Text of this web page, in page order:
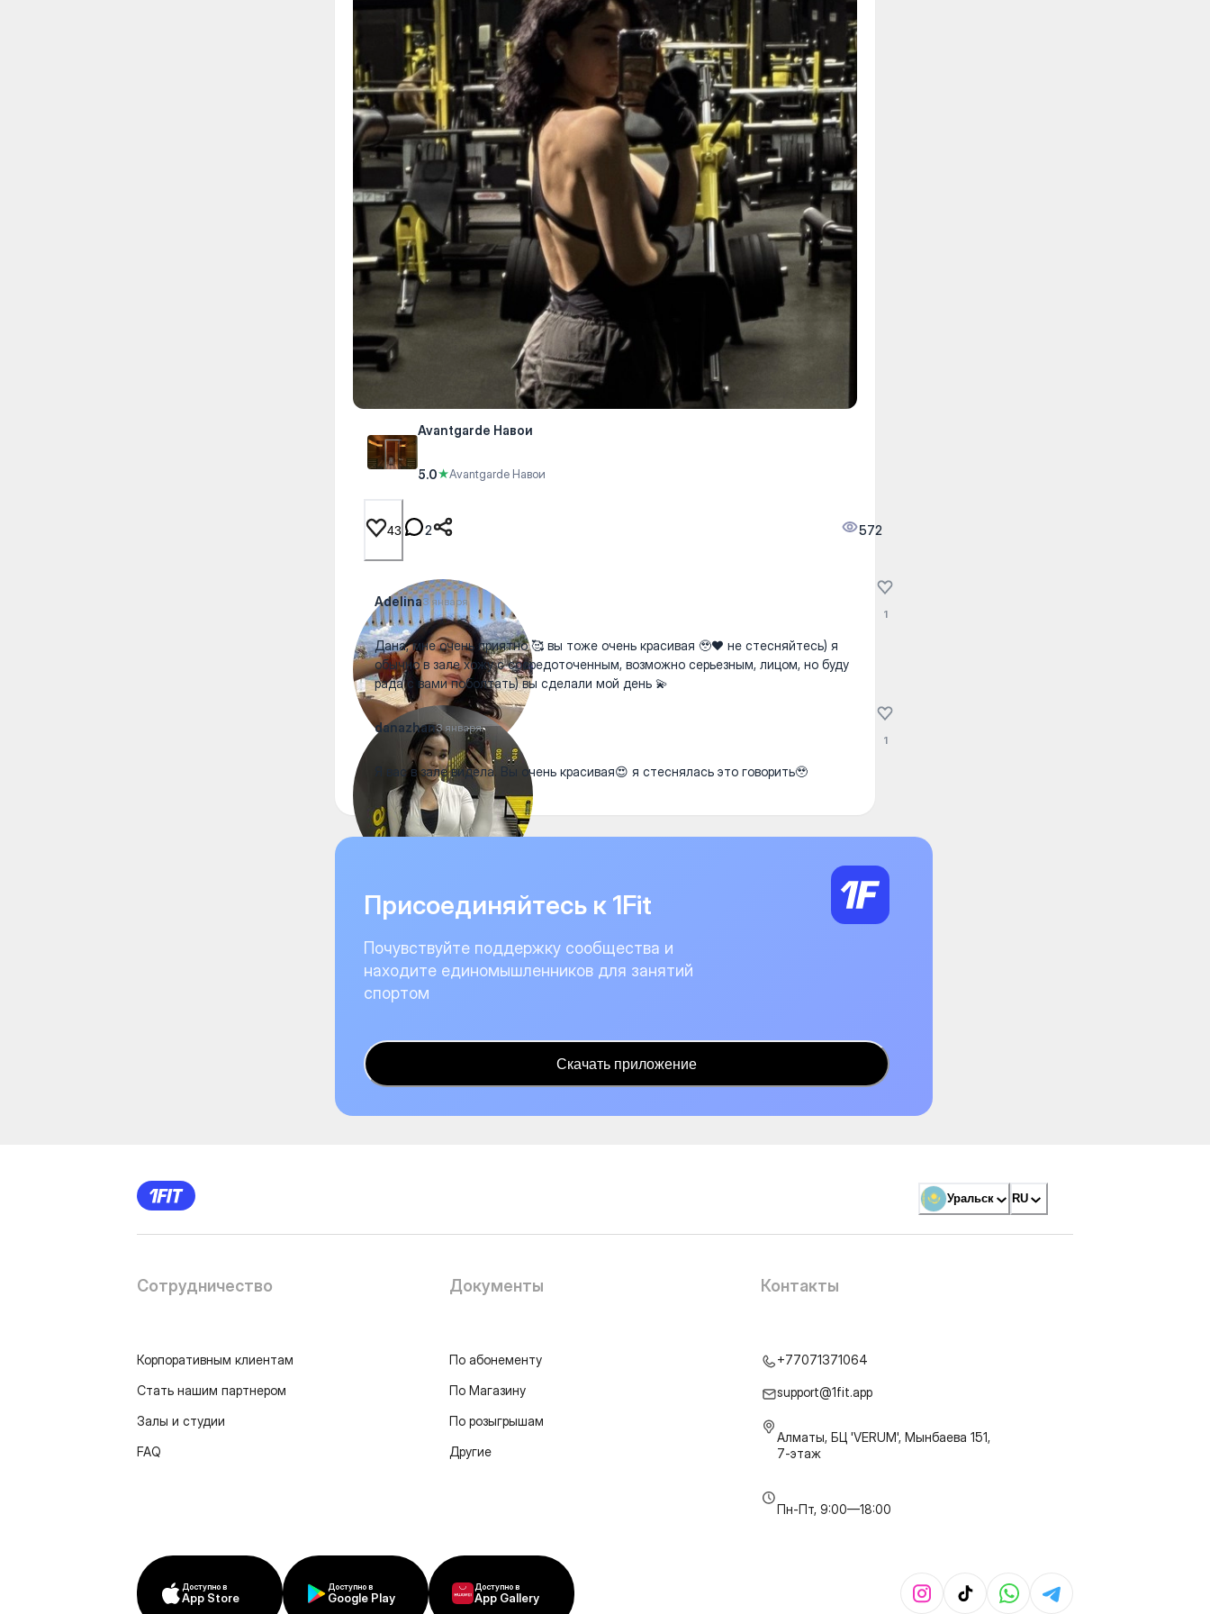
Avantgarde Навои
5.0★Avantgarde Навои
43 2 572
Adelina3 января
Дана, мне очень приятно 🥰 вы тоже очень красивая 🥹❤️ не стесняйтесь) я
обычно в зале хожу с сосредоточенным, возможно серьезным, лицом, но буду
рада с вами поболтать) вы сделали мой день 💫
1
danazhan3 января
Я вас в зале видела. Вы очень красивая😍 я стеснялась это говорить🥹
1
Присоединяйтесь к 1Fit
Почувствуйте поддержку сообщества и
находите единомышленников для занятий
спортом
Скачать приложение
Уральск RU
Сотрудничество
Корпоративным клиентам
Стать нашим партнером
Залы и студии
FAQ
Документы
По абонементу
По Магазину
По розыгрышам
Другие
Контакты
+77071371064
support@1fit.app
Алматы, БЦ 'VERUM', Мынбаева 151,
7-этаж
Пн-Пт, 9:00—18:00
Доступно в
App Store
Доступно в
Google Play
Доступно в
App Gallery